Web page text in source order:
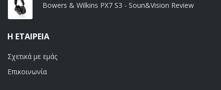
Bowers & Wilkins PX7 S3 - Soun&Vision Review
Η ΕΤΑΙΡΕΊΑ
Σχετικά με εμάς
Επικοινωνία